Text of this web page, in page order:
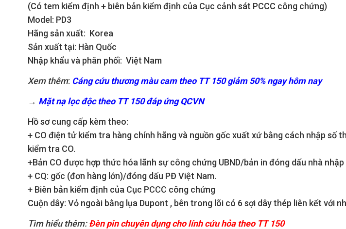
(Có tem kiểm định + biên bản kiểm định của Cục cảnh sát PCCC công chứng)
Model: PD3
Hãng sản xuất: Korea
Sản xuất tại: Hàn Quốc
Nhập khẩu và phân phối: Việt Nam
Xem thêm: Cáng cứu thương màu cam theo TT 150 giảm 50% ngay hôm nay
→ Mặt nạ lọc độc theo TT 150 đáp ứng QCVN
Hồ sơ cung cấp kèm theo:
+ CO điện tử kiểm tra hàng chính hãng và nguồn gốc xuất xứ bằng cách nhập
kiểm tra CO.
+Bản CO được hợp thức hóa lãnh sự công chứng UBND/bản in đóng dấu nhà
+ CQ: gốc (đơn hàng lớn)/đóng dấu PĐ Việt Nam.
+ Biên bản kiểm định của Cục PCCC công chứng
Cuộn dây: Vỏ ngoài bằng lụa Dupont , bên trong lõi có 6 sợi dây thép liên kết với
Tìm hiểu thêm:Đèn pin chuyên dụng cho lính cứu hỏa theo TT 150